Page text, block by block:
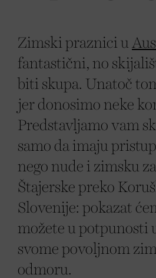
Zimski praznici u
fantastični, no
biti skupa. Unatoč
jer donosimo neke
Predstavljamo vam
samo da imaju
nego nude i zimsku
Štajerske preko
Slovenije: pokazat
možete u potpunosti
svome povoljnom
odmoru.